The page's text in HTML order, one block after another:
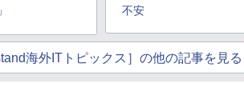
不安
海外ITトピックス］の他の記事を見る